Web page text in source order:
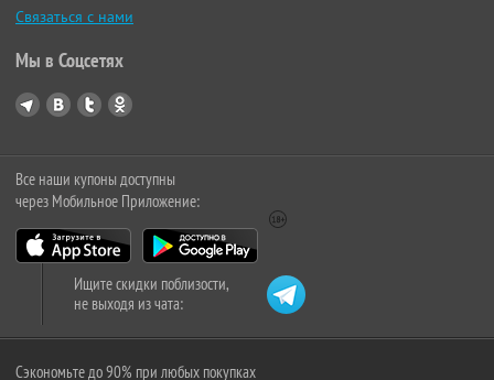
Связаться с нами
Мы в Соцсетях
Все наши купоны доступны
через Мобильное Приложение:
Ищите скидки поблизости,
не выходя из чата:
Сэкономьте до 90% при любых покупках